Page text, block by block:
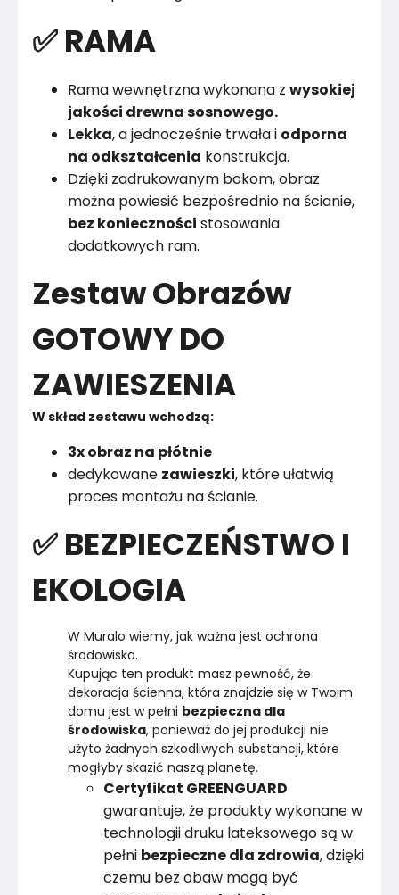
✅ RAMA
Rama wewnętrzna wykonana z wysokiej
jakości drewna sosnowego.
Lekka, a jednocześnie trwała i odporna
na odkształcenia konstrukcja.
Dzięki zadrukowanym bokom, obraz
można powiesić bezpośrednio na ścianie,
bez konieczności stosowania
dodatkowych ram.
Zestaw Obrazów
GOTOWY DO
ZAWIESZENIA
W skład zestawu wchodzą:
3x obraz na płótnie
dedykowane zawieszki, które ułatwią
proces montażu na ścianie.
✅ BEZPIECZEŃSTWO I
EKOLOGIA
W Muralo wiemy, jak ważna jest ochrona
środowiska.
Kupując ten produkt masz pewność, że
dekoracja ścienna, która znajdzie się w Twoim
domu jest w pełni bezpieczna dla
środowiska, ponieważ do jej produkcji nie
użyto żadnych szkodliwych substancji, które
Certyfikat GREENGUARD
gwarantuje, że produkty wykonane w
technologii druku lateksowego są w
pełni bezpieczne dla zdrowia, dzięki
czemu bez obaw mogą być